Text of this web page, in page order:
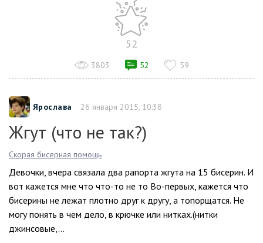
52
3803 52 59
Ярослава 26 января 2015, 10:38
Жгут (что не так?)
Скорая бисерная помощь
Девочки, вчера связала два рапорта жгута на 15 бисерин. И
вот кажется мне что что-то не то Во-первых, кажется что
бисерины не лежат плотно друг к другу, а топорщатся. Не
могу понять в чем дело, в крючке или нитках.(нитки
джинсовые,...